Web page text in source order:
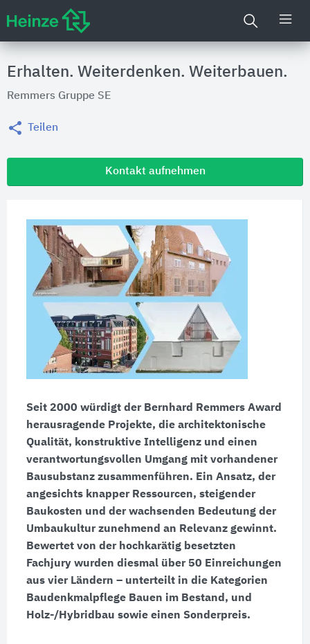
Erhalten. Weiterdenken. Weiterbauen.
Remmers Gruppe SE
Teilen
Kontakt aufnehmen
Seit 2000 würdigt der Bernhard Remmers Award
herausragende Projekte, die architektonische
Qualität, konstruktive Intelligenz und einen
verantwortungsvollen Umgang mit vorhandener
Bausubstanz zusammenführen. Ein Ansatz, der
angesichts knapper Ressourcen, steigender
Baukosten und der wachsenden Bedeutung der
Umbau kultur zunehmend an Relevanz gewinnt.
Bewertet von der hoch karätig besetzten
Fachjury wurden diesmal über 50 Einreichungen
aus vier Ländern – unterteilt in die Kategorien
Baudenkmalpflege Bauen im Bestand, und
Holz-/Hybridbau sowie einen Sonderpreis.